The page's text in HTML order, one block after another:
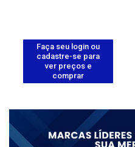
Faça seu login ou
cadastre-se para
ver preços e
comprar